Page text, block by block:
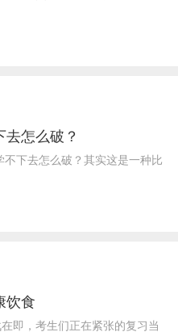
怎么破？
下去怎么破？其实这是一种比
饮食
，考生们正在紧张的复习当